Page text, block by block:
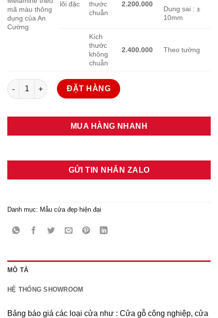
mã màu thông
dụng của An
Cường
lõi đặc
thước
chuẫn
2.200.000
Dung sai : ±
10mm
Kích
thước
không
chuẫn
2.400.000 Theo tường
Giá cửa gỗ công nghiệp MDF Melamine số lượng
ĐẶT HÀNG
MUA HÀNG NHANH
GỬI TIN NHẮN ZALO
Danh mục: Mẫu cửa đẹp hiện đại
MÔ TẢ
HỆ THỐNG SHOWROOM
Bảng báo giá các loại cửa như : Cửa gỗ công nghiệp, cửa